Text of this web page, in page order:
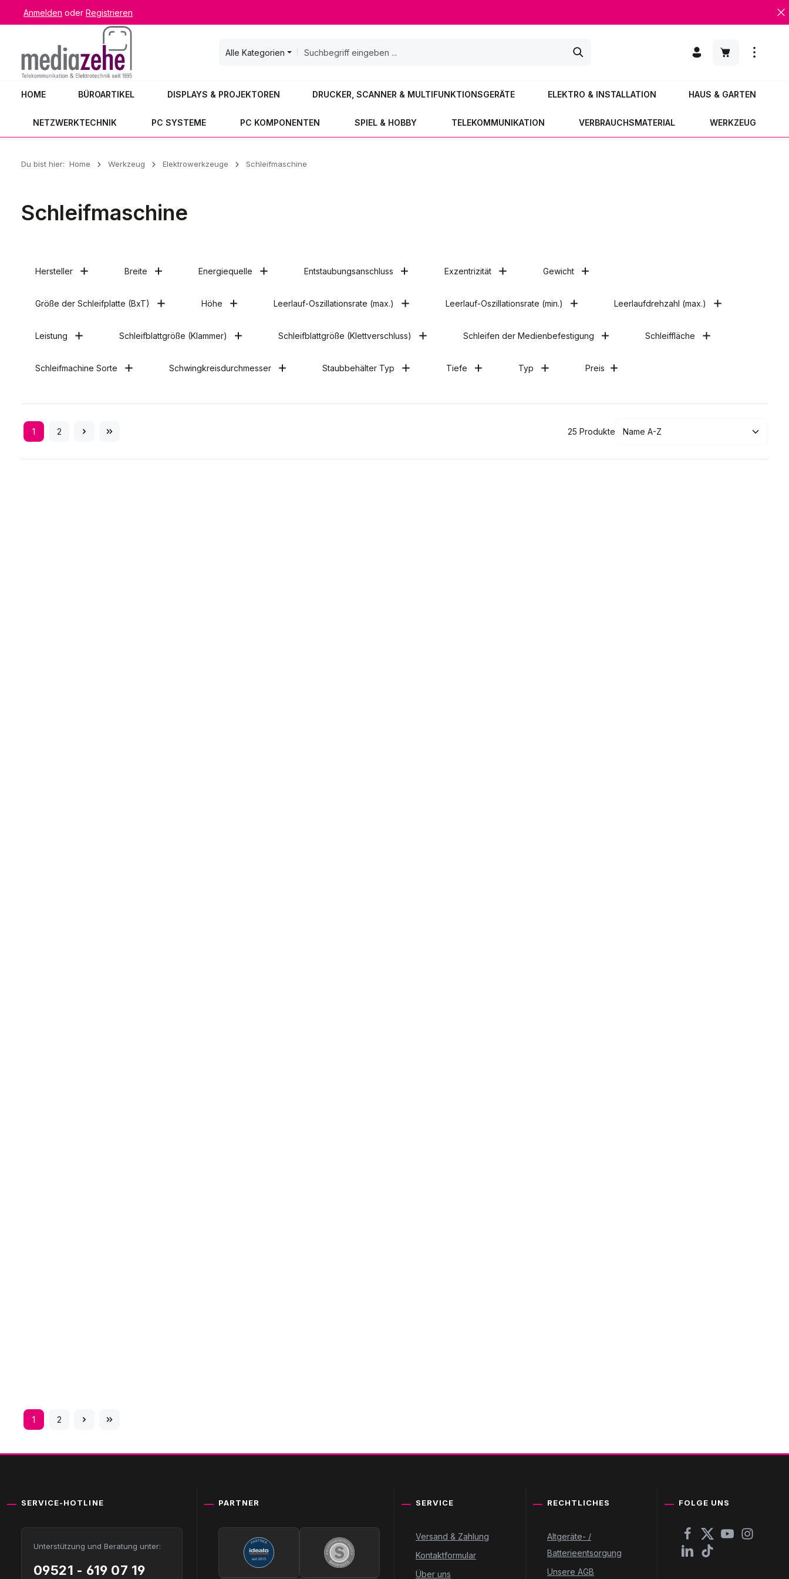
Hauptinhalt springen
Zur Suche springen
Zur Hauptnavigation springen
Anmelden oder Registrieren
Alle Kategorien
Warenkorb
HOME BÜROARTIKEL DISPLAYS & PROJEKTOREN DRUCKER, SCANNER & MULTIFUNKTIONSGERÄTE ELEKTRO & INSTALLATION HAUS & GARTEN
NETZWERKTECHNIK PC SYSTEME PC KOMPONENTEN SPIEL & HOBBY TELEKOMMUNIKATION VERBRAUCHSMATERIAL WERKZEUG
Du bist hier: Home Werkzeug Elektrowerkzeuge Schleifmaschine
Schleifmaschine
Schleifmaschine
Hersteller Breite Energiequelle Entstaubungsanschluss Exzentrizität Gewicht
Größe der Schleifplatte (BxT) Höhe Leerlauf-Oszillationsrate (max.) Leerlauf-Oszillationsrate (min.) Leerlaufdrehzahl (max.)
Leistung Schleifblattgröße (Klammer) Schleifblattgröße (Klettverschluss) Schleifen der Medienbefestigung Schleiffläche
Schleifmachine Sorte Schwingkreisdurchmesser Staubbehälter Typ Tiefe Typ Preis
Seite
1
Seite
2 25 Produkte
Seite
1
Seite
2
SERVICE-HOTLINE
Unterstützung und Beratung unter:
09521 - 619 07 19
PARTNER SERVICE
Versand & Zahlung
Kontaktformular
Über uns
RECHTLICHES
Altgeräte- /
Batterieentsorgung
Unsere AGB
FOLGE UNS